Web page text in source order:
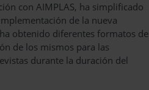
con AIMPLAS, ha simplificado
de la nueva
obtenido diferentes formatos de
de los mismos para las
durante la duración del